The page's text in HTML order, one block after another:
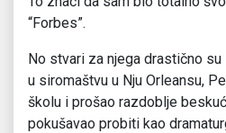
“Forbes”.
No stvari za njega drastično
u siromaštvu u Nju Orleansu,
školu i prošao razdoblje
pokušavao probiti kao